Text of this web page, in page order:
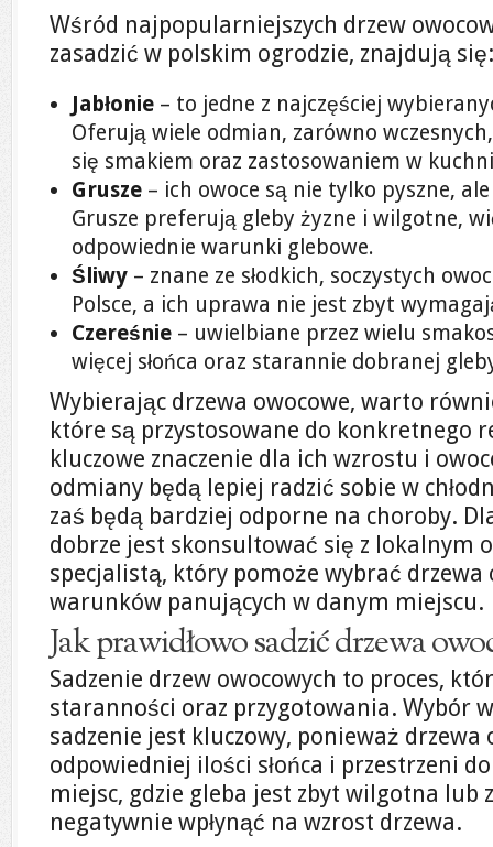
Wśród najpopularniejszych drzew
zasadzić w polskim ogrodzie, znajdują się:
Jabłonie – to jedne z najczęściej
Oferują wiele odmian, zarówno
się smakiem oraz zastosowaniem w
Grusze – ich owoce są nie tylko pyszne,
Grusze preferują gleby żyzne i wilgotne,
odpowiednie warunki glebowe.
Śliwy – znane ze słodkich, soczystych
Polsce, a ich uprawa nie jest zbyt
Czereśnie – uwielbiane przez wielu
więcej słońca oraz starannie dobranej
Wybierając drzewa owocowe, warto
które są przystosowane do konkretnego
kluczowe znaczenie dla ich wzrostu i
odmiany będą lepiej radzić sobie w
zaś będą bardziej odporne na choroby.
dobrze jest skonsultować się z lokalnym
specjalistą, który pomoże wybrać drzewa
warunków panujących w danym miejscu.
Jak prawidłowo sadzić drzewa
Sadzenie drzew owocowych to proces,
staranności oraz przygotowania. Wybór
sadzenie jest kluczowy, ponieważ drzewa
odpowiedniej ilości słońca i przestrzeni
miejsc, gdzie gleba jest zbyt wilgotna lub
negatywnie wpłynąć na wzrost drzewa.